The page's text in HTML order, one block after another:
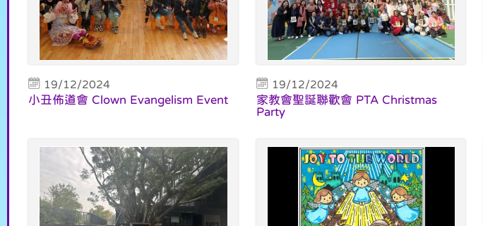
19/12/2024
小丑佈道會 Clown Evangelism Event
19/12/2024
家教會聖誕聯歡會 PTA Christmas
Party